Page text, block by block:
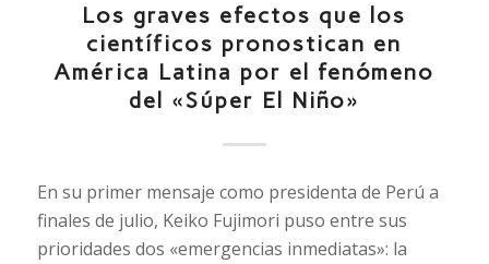
Los graves efectos que los
científicos pronostican en
América Latina por el fenómeno
del «Súper El Niño»
En su primer mensaje como presidenta de Perú a
finales de julio, Keiko Fujimori puso entre sus
prioridades dos «emergencias inmediatas»: la